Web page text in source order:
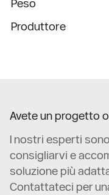
Peso
Produttore
Avete un progetto
I nostri esperti
consigliarvi e
soluzione più
Contattateci per